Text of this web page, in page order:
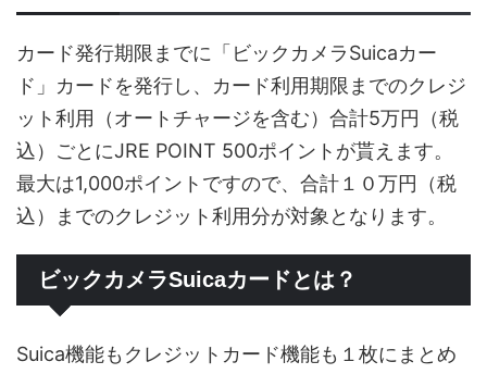
カード発行期限までに「ビックカメラSuicaカー
ド」カードを発行し、カード利用期限までのクレジ
ット利用（オートチャージを含む）合計5万円（税
込）ごとにJRE POINT 500ポイントが貰えます。
最大は1,000ポイントですので、合計１０万円（税
込）までのクレジット利用分が対象となります。
ビックカメラSuicaカードとは？
Suica機能もクレジットカード機能も１枚にまとめ